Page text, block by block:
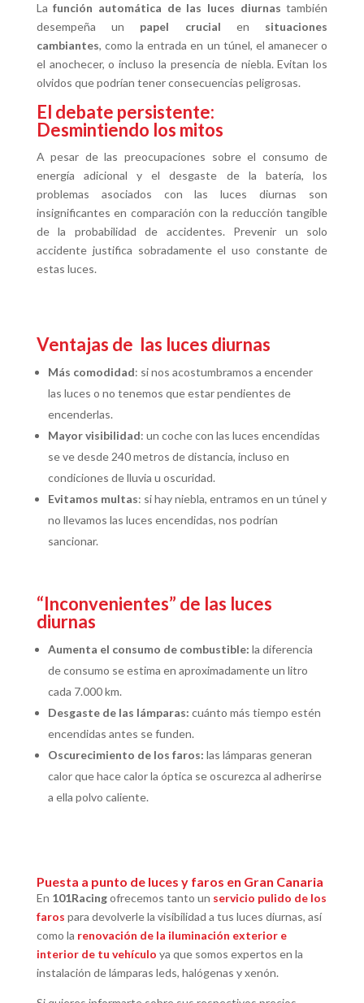
Lafunción automática de las luces diurnas también
desempeña un papel crucial en situaciones
cambiantes, como la entrada en un túnel, el amanecer o
el anochecer, o incluso la presencia de niebla. Evitan los
olvidos que podrían tener consecuencias peligrosas.
El debate persistente:
Desmintiendo los mitos
A pesar de las preocupaciones sobre el consumo de
energía adicional y el desgaste de la batería, los
problemas asociados con las luces diurnas son
insignificantes en comparación con la reducción tangible
de la probabilidad de accidentes. Prevenir un solo
accidente justifica sobradamente el uso constante de
estas luces.
Ventajas de las luces diurnas
Más comodidad: si nos acostumbramos a encender
las luces o no tenemos que estar pendientes de
encenderlas.
Mayor visibilidad: un coche con las luces encendidas
se ve desde 240 metros de distancia, incluso en
condiciones de lluvia u oscuridad.
Evitamos multas: si hay niebla, entramos en un túnel y
no llevamos las luces encendidas, nos podrían
sancionar.
“Inconvenientes” de las luces
diurnas
Aumenta el consumo de combustible: la diferencia
de consumo se estima en aproximadamente un litro
cada 7.000 km.
Desgaste de las lámparas: cuánto más tiempo estén
encendidas antes se funden.
Oscurecimiento de los faros: las lámparas generan
calor que hace calor la óptica se oscurezca al adherirse
a ella polvo caliente.
Puesta a punto de luces y faros en Gran Canaria
En 101Racingofrecemos tanto un servicio pulido de los
faros para devolverle la visibilidad a tus luces diurnas, así
como la renovación de la iluminación exterior e
interior de tu vehículo ya que somos expertos en la
instalación de lámparas leds, halógenas y xenón.